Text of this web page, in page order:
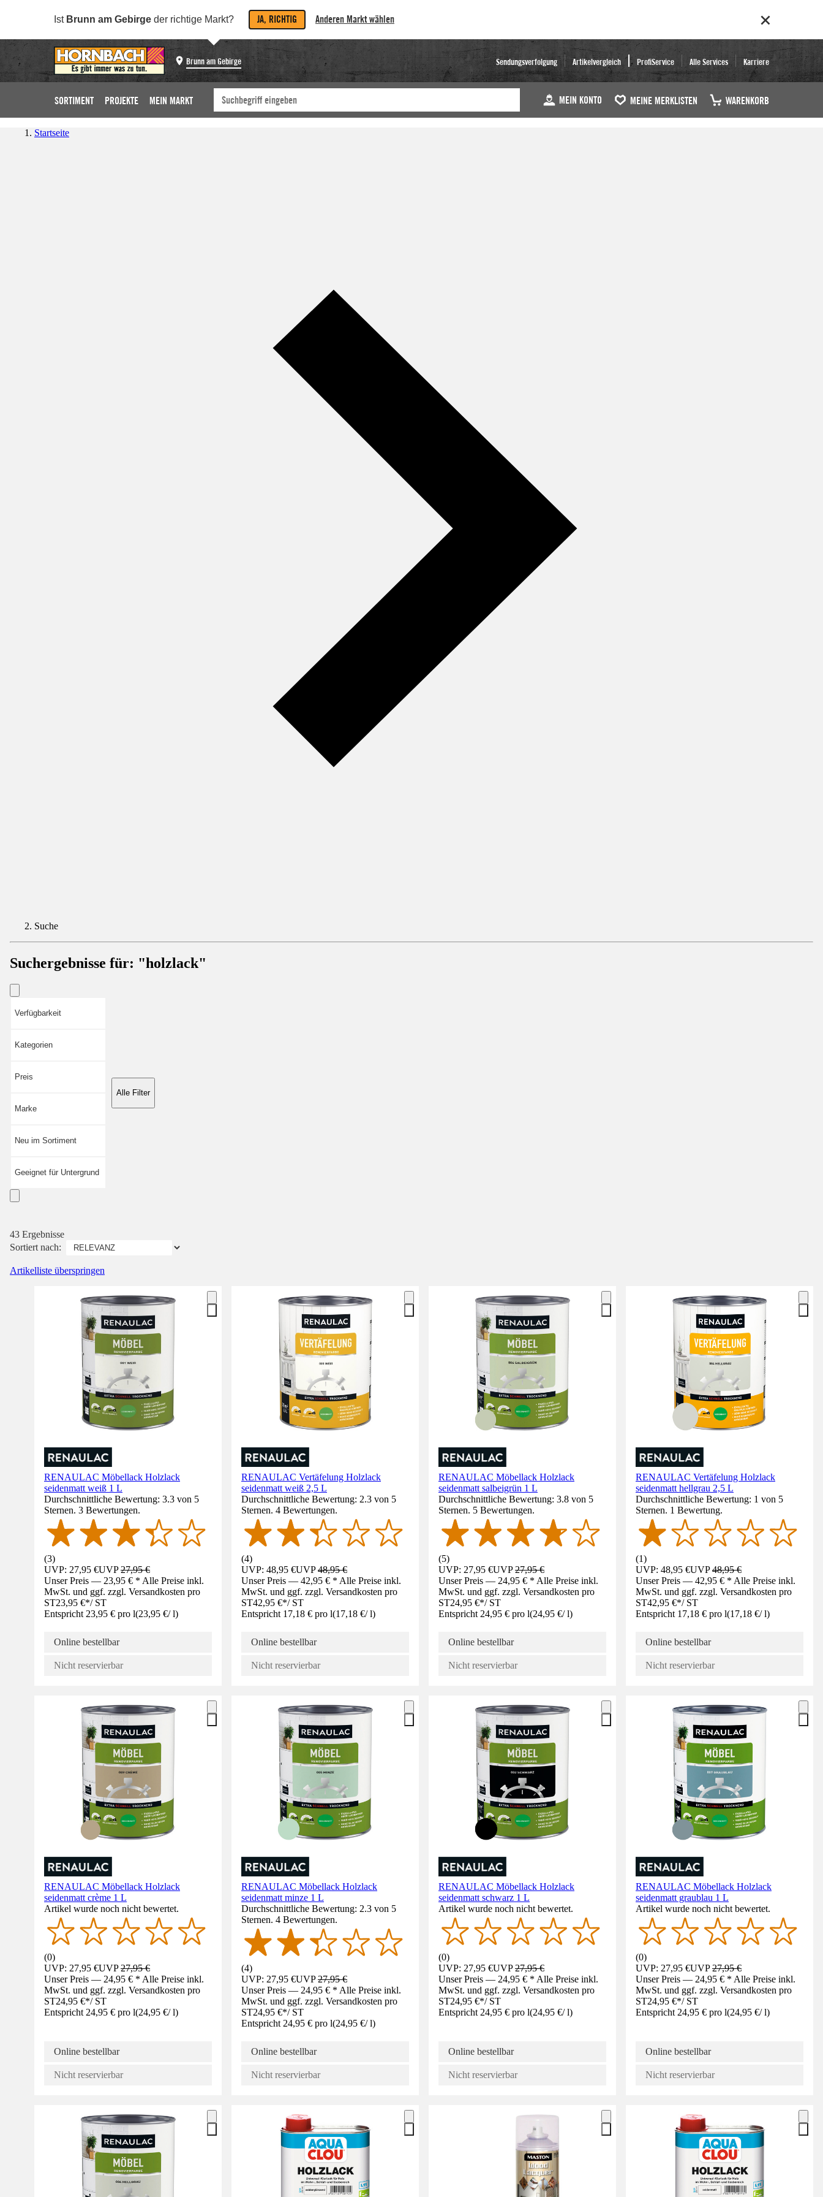
Ist Brunn am Gebirge der richtige Markt? JA, RICHTIG Anderen Markt wählen
Brunn am Gebirge Sendungsverfolgung Artikelvergleich ProfiService Alle Services Karriere
SORTIMENT PROJEKTE MEIN MARKT MEIN KONTO MEINE MERKLISTEN WARENKORB
Startseite
Suche
Suchergebnisse für: "holzlack"
Verfügbarkeit
Kategorien
Preis
Marke
Neu im Sortiment
Geeignet für Untergrund
Alle Filter
43 Ergebnisse
Sortiert nach:
Artikelliste überspringen
RENAULAC Möbellack Holzlack
seidenmatt weiß 1 L
Durchschnittliche Bewertung: 3.3 von 5
Sternen. 3 Bewertungen.
(3)
UVP: 27,95 €UVP27,95 €
Unser Preis — 23,95 € * Alle Preise inkl.
MwSt. und ggf. zzgl. Versandkosten pro
ST23,95 €*/ ST
Entspricht 23,95 € pro l(23,95 €/ l)
Online bestellbar
Nicht reservierbar
RENAULAC Vertäfelung Holzlack
seidenmatt weiß 2,5 L
Durchschnittliche Bewertung: 2.3 von 5
Sternen. 4 Bewertungen.
(4)
UVP: 48,95 €UVP48,95 €
Unser Preis — 42,95 € * Alle Preise inkl.
MwSt. und ggf. zzgl. Versandkosten pro
ST42,95 €*/ ST
Entspricht 17,18 € pro l(17,18 €/ l)
Online bestellbar
Nicht reservierbar
RENAULAC Möbellack Holzlack
seidenmatt salbeigrün 1 L
Durchschnittliche Bewertung: 3.8 von 5
Sternen. 5 Bewertungen.
(5)
UVP: 27,95 €UVP27,95 €
Unser Preis — 24,95 € * Alle Preise inkl.
MwSt. und ggf. zzgl. Versandkosten pro
ST24,95 €*/ ST
Entspricht 24,95 € pro l(24,95 €/ l)
Online bestellbar
Nicht reservierbar
RENAULAC Vertäfelung Holzlack
seidenmatt hellgrau 2,5 L
Durchschnittliche Bewertung: 1 von 5
Sternen. 1 Bewertung.
(1)
UVP: 48,95 €UVP48,95 €
Unser Preis — 42,95 € * Alle Preise inkl.
MwSt. und ggf. zzgl. Versandkosten pro
ST42,95 €*/ ST
Entspricht 17,18 € pro l(17,18 €/ l)
Online bestellbar
Nicht reservierbar
RENAULAC Möbellack Holzlack
seidenmatt crème 1 L
Artikel wurde noch nicht bewertet.
(0)
UVP: 27,95 €UVP27,95 €
Unser Preis — 24,95 € * Alle Preise inkl.
MwSt. und ggf. zzgl. Versandkosten pro
ST24,95 €*/ ST
Entspricht 24,95 € pro l(24,95 €/ l)
Online bestellbar
Nicht reservierbar
RENAULAC Möbellack Holzlack
seidenmatt minze 1 L
Durchschnittliche Bewertung: 2.3 von 5
Sternen. 4 Bewertungen.
(4)
UVP: 27,95 €UVP27,95 €
Unser Preis — 24,95 € * Alle Preise inkl.
MwSt. und ggf. zzgl. Versandkosten pro
ST24,95 €*/ ST
Entspricht 24,95 € pro l(24,95 €/ l)
Online bestellbar
Nicht reservierbar
RENAULAC Möbellack Holzlack
seidenmatt schwarz 1 L
Artikel wurde noch nicht bewertet.
(0)
UVP: 27,95 €UVP27,95 €
Unser Preis — 24,95 € * Alle Preise inkl.
MwSt. und ggf. zzgl. Versandkosten pro
ST24,95 €*/ ST
Entspricht 24,95 € pro l(24,95 €/ l)
Online bestellbar
Nicht reservierbar
RENAULAC Möbellack Holzlack
seidenmatt graublau 1 L
Artikel wurde noch nicht bewertet.
(0)
UVP: 27,95 €UVP27,95 €
Unser Preis — 24,95 € * Alle Preise inkl.
MwSt. und ggf. zzgl. Versandkosten pro
ST24,95 €*/ ST
Entspricht 24,95 € pro l(24,95 €/ l)
Online bestellbar
Nicht reservierbar